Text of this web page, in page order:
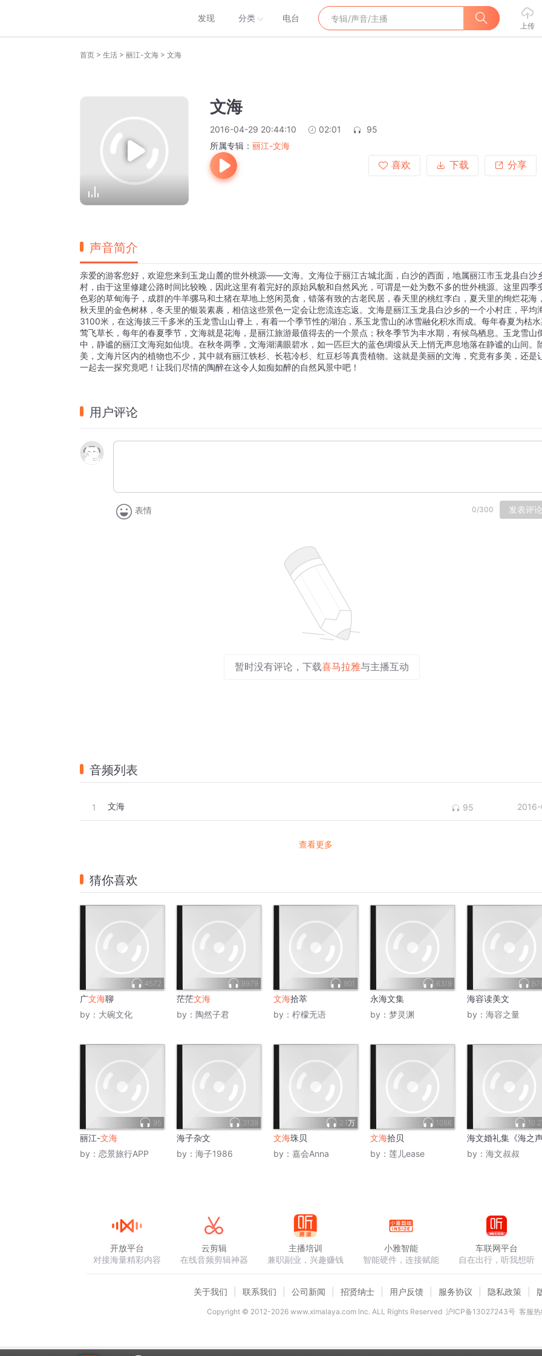
发现 分类 电台
上传
首页 > 生活 > 丽江-文海 > 文海
文海
2016-04-29 20:44:10 02:01
95
所属专辑： 丽江-文海
喜欢
下载 分享
声音简介
亲爱的游客您好，欢迎您来到玉龙山麓的世外桃源——文海。文海位于丽江古城北面，白沙的西面，地属丽江市玉龙县白沙
村，由于这里修建公路时间比较晚，因此这里有着完好的原始风貌和自然风光，可谓是一处为数不多的世外桃源。这里四季
色彩的草甸海子，成群的牛羊骡马和土猪在草地上悠闲觅食，错落有致的古老民居，春天里的桃红李白，夏天里的绚烂花海
秋天里的金色树林，冬天里的银装素裹，相信这些景色一定会让您流连忘返。文海是丽江玉龙县白沙乡的一个小村庄，平均
3100米，在这海拔三千多米的玉龙雪山山脊上，有着一个季节性的湖泊，系玉龙雪山的冰雪融化积水而成。每年春夏为枯
莺飞草长，每年的春夏季节，文海就是花海，是丽江旅游最值得去的一个景点；秋冬季节为丰水期，有候鸟栖息。玉龙雪山
中，静谧的丽江文海宛如仙境。在秋冬两季，文海湖满眼碧水，如一匹巨大的蓝色绸缎从天上悄无声息地落在静谧的山间。
美，文海片区内的植物也不少，其中就有丽江铁杉、长苞冷杉、红豆杉等真贵植物。这就是美丽的文海，究竟有多美，还是
一起去一探究竟吧！让我们尽情的陶醉在这令人如痴如醉的自然风景中吧！
用户评论
表情 0/300 发表评论
暂时没有评论，下载喜马拉雅与主播互动
音频列表
1 文海 95
查看更多
猜你喜欢
4572
广文海聊
by： 大碗文化
9979
茫茫文海
by： 陶然子君
901
文海拾萃
by： 柠檬无语
6319
永海文集
by： 梦灵渊
海容读美文
by： 海容之量
95
丽江-文海
by： 恋景旅行APP
3139
海子杂文
by： 海子1986
2.1万
文海珠贝
by： 嘉会Anna
1086
文海拾贝
by： 莲儿ease
海文婚礼集《海之
by： 海文叔叔
开放平台
对接海量精彩内容
云剪辑
在线音频剪辑神器
主播培训
兼职副业，兴趣赚钱
小雅智能
智能硬件，连接赋能
车联网平台
自在出行，听我想听
关于我们 联系我们 公司新闻 招贤纳士 用户反馈 服务协议 隐私政策
Copyright © 2012-2026www.ximalaya.com lnc. ALL Rights Reserved 沪ICP备13027243号 客服